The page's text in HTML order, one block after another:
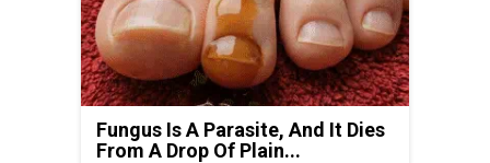
Fungus Is A Parasite, And It Dies
From A Drop Of Plain...